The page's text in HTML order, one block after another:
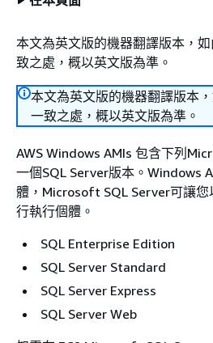
本文為英文版的機器翻譯版本，
致之處，概以英文版為準。
本文為英文版的機器翻譯版本
一致之處，概以英文版為準。
AWS Windows AMIs 包含下列
一個SQL Server版本。Windows
體，Microsoft SQL Server可讓您
行執行個體。
SQL Enterprise Edition
SQL Server Standard
SQL Server Express
SQL Server Web